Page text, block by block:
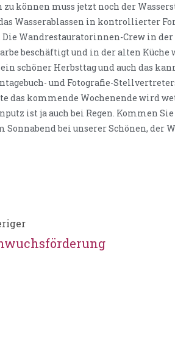
zu können muss jetzt noch der
Wasserablassen in kontrollierter
Die Wandrestauratorinnen-Crew in
beschäftigt und in der alten Küche
ein schöner Herbsttag und auch das
und Fotografie-
das kommende Wochenende wird
ist ja auch bei Regen. Kommen
Sonnabend bei unserer Schönen, der